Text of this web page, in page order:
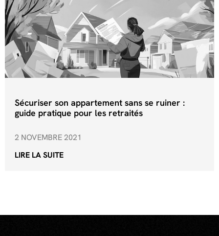
Sécuriser son appartement sans se ruiner :
guide pratique pour les retraités
2 NOVEMBRE 2021
LIRE LA SUITE